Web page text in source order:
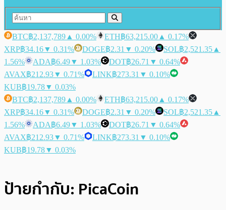
BTC฿2,137,789 ▲ 0.00% ETH฿63,215.00 ▲ 0.17%
XRP฿34.16▼ 0.31% DOGE฿2.31 ▼ 0.20% SOL฿2,521.35 ▲
1.56%
ADA฿6.49▼ 1.03% DOT฿26.71 ▼ 0.64%
AVAX฿212.93▼ 0.71% LINK฿273.31 ▼ 0.10%
KUB฿19.78▼ 0.03%
BTC฿2,137,789 ▲ 0.00% ETH฿63,215.00 ▲ 0.17%
XRP฿34.16▼ 0.31% DOGE฿2.31 ▼ 0.20% SOL฿2,521.35 ▲
1.56%
ADA฿6.49▼ 1.03% DOT฿26.71 ▼ 0.64%
AVAX฿212.93▼ 0.71% LINK฿273.31 ▼ 0.10%
KUB฿19.78▼ 0.03%
ป้ายกำกับ: PicaCoin